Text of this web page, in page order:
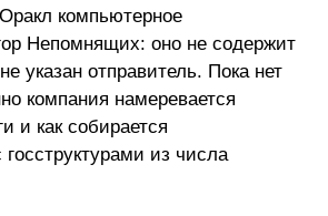
компьютерное
Непомнящих: оно не содержит
указан отправитель. Пока нет
компания намеревается
и как собирается
из числа